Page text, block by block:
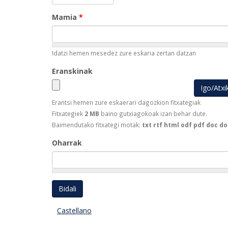
Mamia *
Idatzi hemen mesedez zure eskaria zertan datzan
Eranskinak
Erantsi hemen zure eskaerari dagozkion fitxategiak
Fitxategiek 2 MB baino gutxiagokoak izan behar dute.
Baimendutako fitxategi motak: txt rtf html odf pdf doc
Oharrak
Castellano